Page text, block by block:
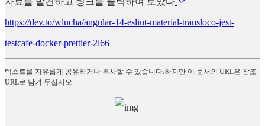
https://dev.to/wlucha/angular-14-eslint-material-transloco-jest-
testcafe-docker-prettier-2l66
텍스트를 자유롭게 공유하거나 복사할 수 있습니다.하지만 이 문서의 URL은 참조
URL로 남겨 두십시오.